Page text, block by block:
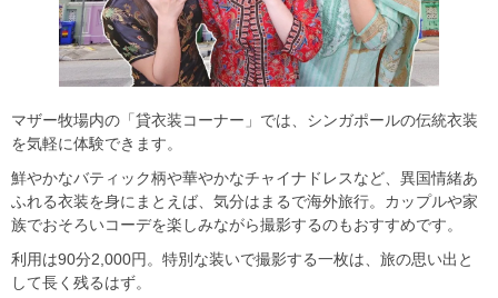
マザー牧場内の「貸衣装コーナー」では、シンガポールの伝統衣装
を気軽に体験できます。
鮮やかなバティック柄や華やかなチャイナドレスなど、異国情緒あ
ふれる衣装を身にまとえば、気分はまるで海外旅行。カップルや家
族でおそろいコーデを楽しみながら撮影するのもおすすめです。
利用は90分2,000円。特別な装いで撮影する一枚は、旅の思い出と
して長く残るはず。